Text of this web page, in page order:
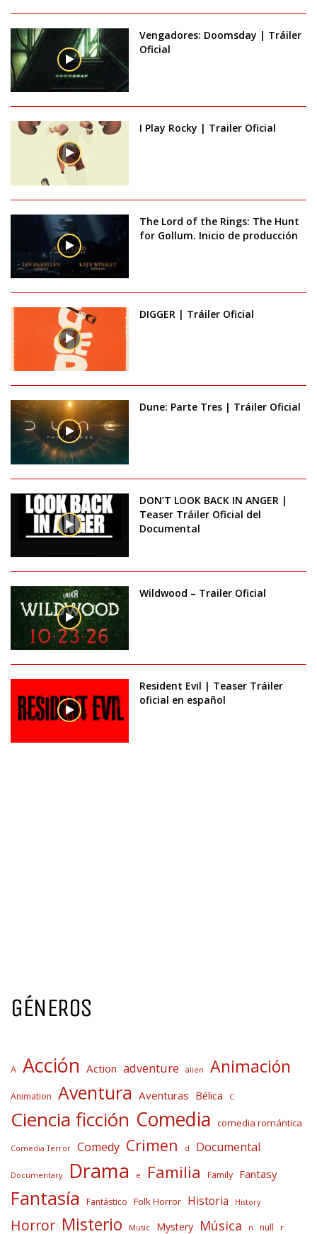
Vengadores: Doomsday | Tráiler
Oficial
I Play Rocky | Trailer Oficial
The Lord of the Rings: The Hunt
for Gollum. Inicio de producción
DIGGER | Tráiler Oficial
Dune: Parte Tres | Tráiler Oficial
DON’T LOOK BACK IN ANGER |
Teaser Tráiler Oficial del
Documental
Wildwood – Trailer Oficial
Resident Evil | Teaser Tráiler
oficial en español
GÉNEROS
A Acción Action adventure alien Animación
Animation Aventura Aventuras Bélica C
Ciencia ficción Comedia comedia romántica
Comedia Terror Comedy Crimen d Documental
Documentary Drama e Familia Family Fantasy
Fantasía Fantástico Folk Horror Historia History
Horror Misterio Music Mystery Música n null r